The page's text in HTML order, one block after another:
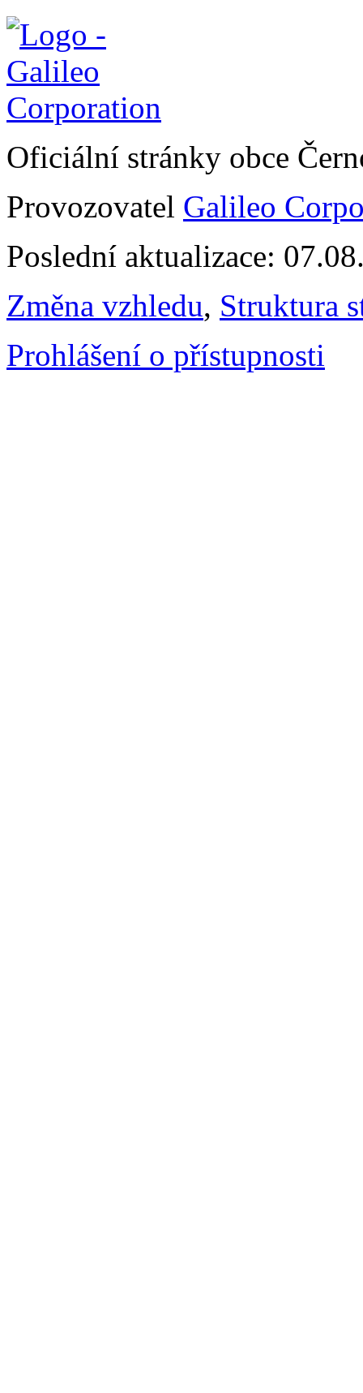
Oficiální stránky obce
Provozovatel Galileo
Poslední aktualizace:
Změna vzhledu, Struktura
Prohlášení o přístupnosti